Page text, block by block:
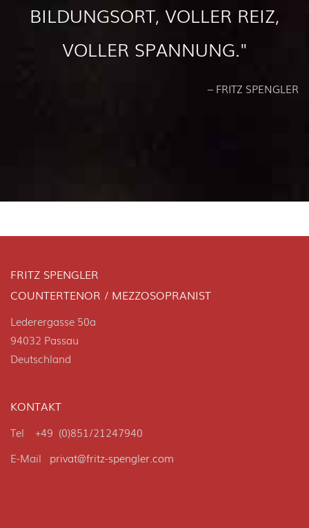
BILDUNGSORT, VOLLER REIZ,
VOLLER SPANNUNG."
– FRITZ SPENGLER
FRITZ SPENGLER
COUNTERTENOR / MEZZOSOPRANIST
Lederergasse 50a
94032 Passau
Deutschland
KONTAKT
Tel +49 (0)851/21247940
E-Mail privat@fritz-spengler.com